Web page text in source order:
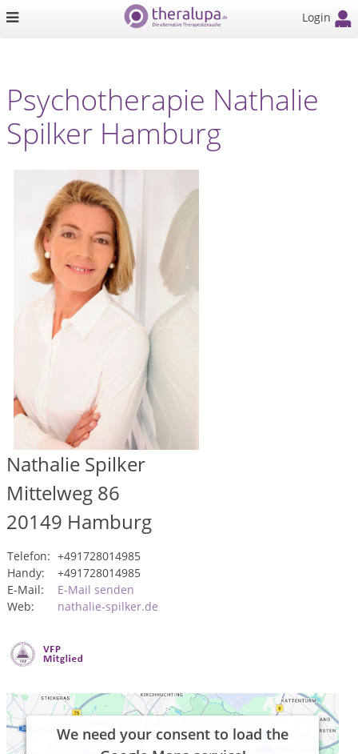
Login
Psychotherapie Nathalie
Spilker Hamburg
Nathalie Spilker
Mittelweg 86
20149 Hamburg
Telefon: +491728014985
Handy:
+491728014985
E-Mail:
E-Mail senden
Web:
nathalie-spilker.de
We need your consent to load the